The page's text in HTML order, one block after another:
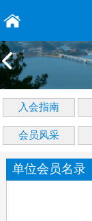
入会指南
会员风采
单位会员名录